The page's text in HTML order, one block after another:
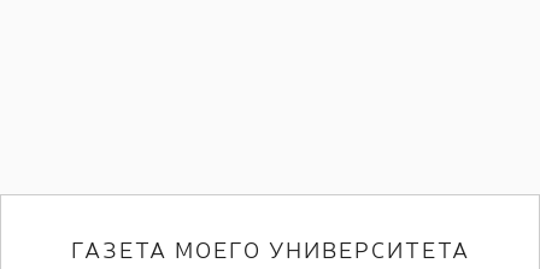
ГАЗЕТА МОЕГО УНИВЕРСИТЕТА